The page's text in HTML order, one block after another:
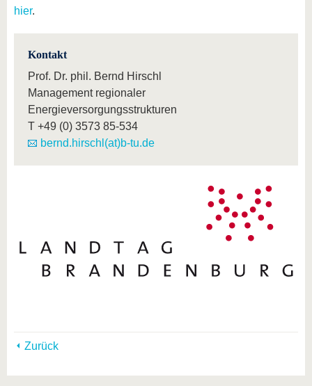
hier.
Kontakt
Prof. Dr. phil. Bernd Hirschl
Management regionaler
Energieversorgungsstrukturen
T +49 (0) 3573 85-534
bernd.hirschl(at)b-tu.de
Zurück